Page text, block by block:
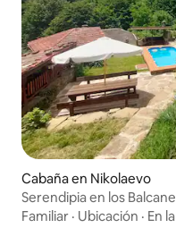
Cabaña en Nikolaevo
Serendipia en los
mascotas
Familiar · Ubicación · En